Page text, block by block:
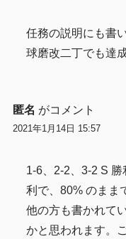
任務の説明にも書
球磨改二丁でも達
匿名 がコメント
2021年1月14日 15:57
1-6、2-2、3-2 S
利で、80% のまま
他の方も書かれて
かと思われます。